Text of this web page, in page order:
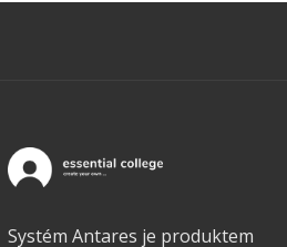
Systém Antares je produktem